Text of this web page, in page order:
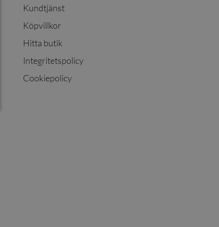
Kundtjänst
Köpvillkor
Hitta butik
Integritetspolicy
Cookiepolicy